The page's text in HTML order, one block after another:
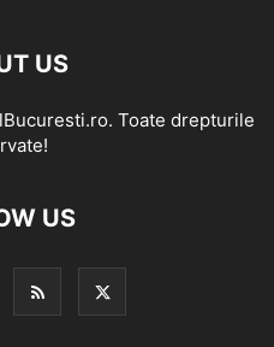
US
Toate drepturile
US